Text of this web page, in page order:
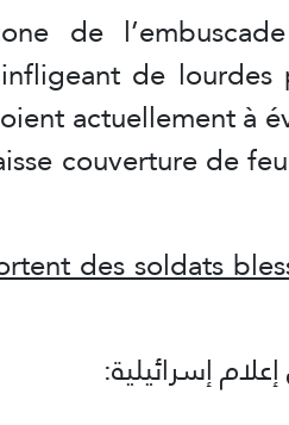
de
de lourdes
actuellement à
couverture de
des soldats
إسرائيلية: